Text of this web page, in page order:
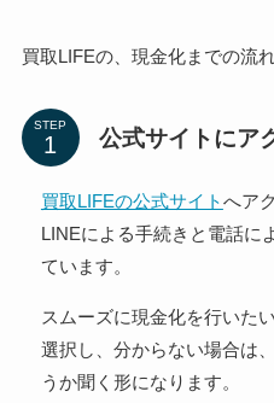
買取LIFEの、現金化までの流
STEP
公式サイトにア
買取LIFEの公式サイトへア
LINEによる手続きと電話に
ています。
スムーズに現金化を行いた
選択し、分からない場合は
うか聞く形になります。